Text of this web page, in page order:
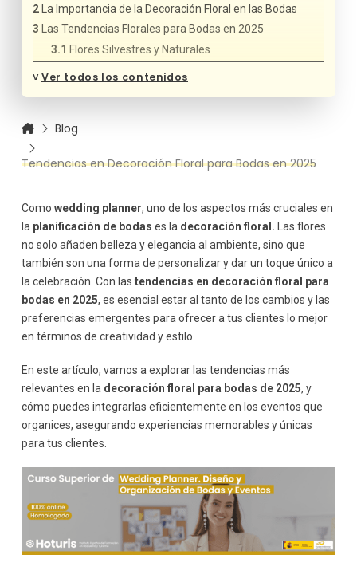
La Importancia de la Decoración Floral en las Bodas
Las Tendencias Florales para Bodas en 2025
Flores Silvestres y Naturales
Sostenibilidad y Uso de Flores Locales
Consejos para Integrar las Tendencias Florales en
Conclusión: Flores que Transmiten Magia y
Sentimientos
˅Ver todos los contenidos
Blog
Tendencias en Decoración Floral para Bodas en 2025
Como wedding planner, uno de los aspectos más cruciales en
la planificación de bodas es la decoración floral. Las flores
no solo añaden belleza y elegancia al ambiente, sino que
también son una forma de personalizar y dar un toque único a
la celebración. Con las tendencias en decoración floral para
bodas en 2025, es esencial estar al tanto de los cambios y las
preferencias emergentes para ofrecer a tus clientes lo mejor
en términos de creatividad y estilo.
En este artículo, vamos a explorar las tendencias más
relevantes en la decoración floral para bodas de 2025, y
cómo puedes integrarlas eficientemente en los eventos que
organices, asegurando experiencias memorables y únicas
para tus clientes.